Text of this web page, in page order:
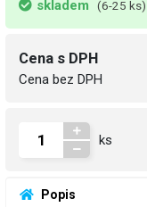
skladem (6-25 ks)
Cena s DPH
Cena bez DPH
ks
Popis